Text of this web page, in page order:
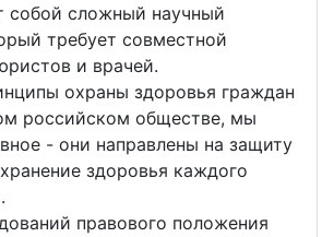
собой сложный научный
требует совместной
и врачей.
охраны здоровья граждан
российском обществе, мы
- они направлены на защиту
здоровья каждого
правового положения